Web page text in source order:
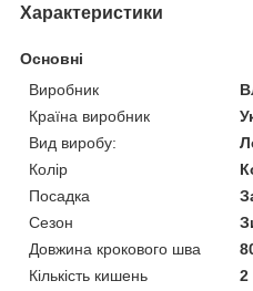
Характеристики
Основні
Виробник
Країна виробник
Вид виробу:
Колір
Посадка
Сезон
Довжина крокового шва
Кількість кишень
2